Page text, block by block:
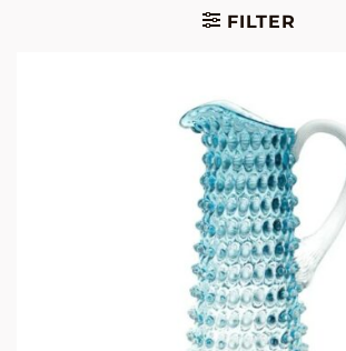
FILTER